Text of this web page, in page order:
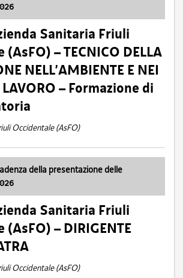
Sanitaria Friuli
– TECNICO DELLA
NELL’AMBIENTE E NEI
– Formazione di
Occidentale (AsFO)
della presentazione delle
Sanitaria Friuli
– DIRIGENTE
Occidentale (AsFO)